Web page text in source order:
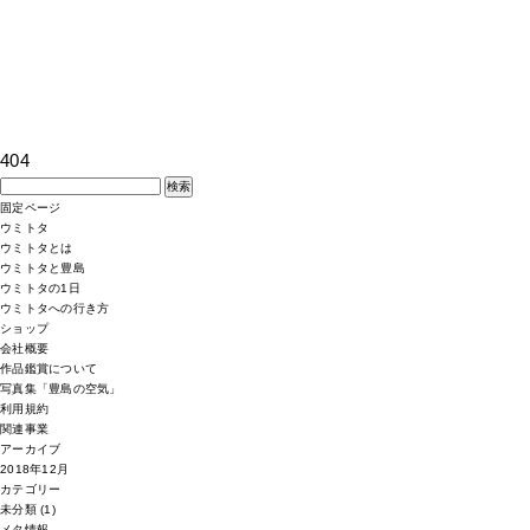
404
索:
固定ページ
ウミトタ
ウミトタとは
ウミトタと豊島
ウミトタの1日
ウミトタへの行き方
ショップ
会社概要
作品鑑賞について
写真集「豊島の空気」
利用規約
関連事業
アーカイブ
2018年12月
カテゴリー
未分類(1)